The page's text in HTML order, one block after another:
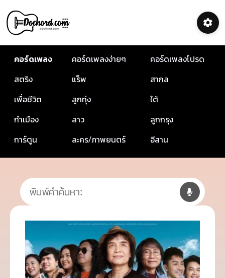
คอร์ดเพลง คอร์ดเพลงง่ายๆ
คอร์ดเพลงโปรด
สตริง
แร็พ
สากล
เพื่อชีวิต
ลูกทุ่ง
ใต้
กำเมือง
ลาว
ลูกกรุง
การ์ตูน
ละคร/ภาพยนตร์ อีสาน